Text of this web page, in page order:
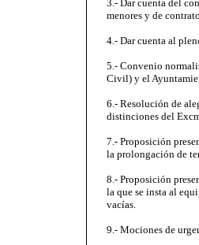
3.- Dar cuenta del
menores y de
4.- Dar cuenta al
5.- Convenio
Civil) y el
6.- Resolución de
distinciones del
7.- Proposición
la prolongación de
8.- Proposición
la que se insta al
vacías.
9.- Mociones de